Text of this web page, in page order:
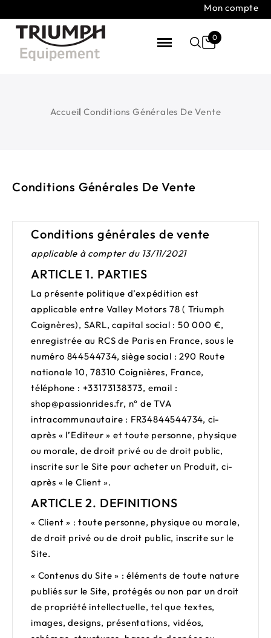
Mon compte
0
Accueil Conditions Générales De Vente
Conditions Générales De Vente
Conditions générales de vente
applicable à compter du 13/11/2021
ARTICLE 1. PARTIES
La présente politique d’expédition est
applicable entre Valley Motors 78 ( Triumph
Coignères), SARL, capital social :50 000 €,
enregistrée au RCS de Paris en France, sous le
numéro 844544734, siège social : 290 Route
nationale 10, 78310 Coignières, France,
téléphone : +33173138373, email :
shop@passionrides.fr, n° de TVA
intracommunautaire : FR34844544734, ci-
après « l’Editeur » et toute personne, physique
ou morale, de droit privé ou de droit public,
inscrite sur le Site pour acheter un Produit, ci-
après « le Client ».
ARTICLE 2. DEFINITIONS
« Client» : toute personne, physique ou morale,
de droit privé ou de droit public, inscrite sur le
Site.
« Contenus du Site » : éléments de toute nature
publiés sur le Site, protégés ou non par un droit
de propriété intellectuelle, tel que textes,
images, designs, présentations, vidéos,